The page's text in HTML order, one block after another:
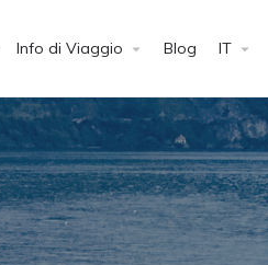
Info di Viaggio Blog IT